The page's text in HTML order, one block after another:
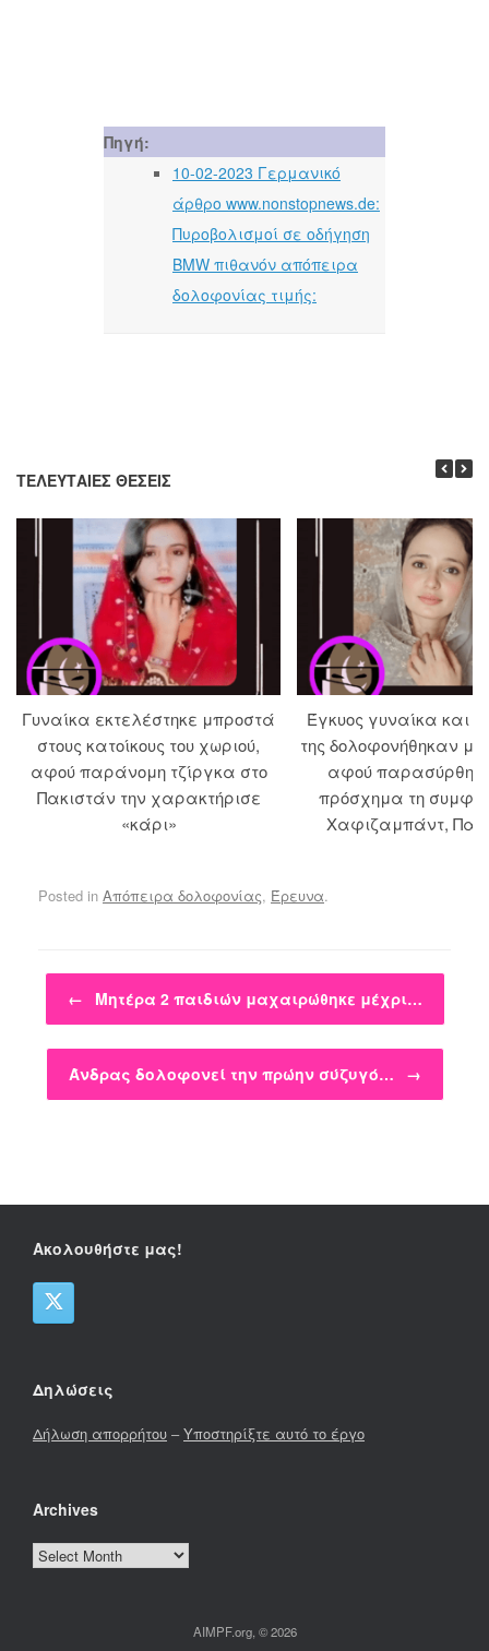
Πηγή:
10-02-2023 Γερμανικό
άρθρο www.nonstopnews.de:
Πυροβολισμοί σε οδήγηση
BMW πιθανόν απόπειρα
δολοφονίας τιμής:
ΤΕΛΕΥΤΑΊΕΣ ΘΈΣΕΙΣ
Γυναίκα εκτελέστηκε μπροστά
στους κατοίκους του χωριού,
αφού παράνομη τζίργκα στο
Πακιστάν την χαρακτήρισε
«κάρι»
Έγκυος γυναίκα και ο
της δολοφονήθηκαν
αφού
πρόσχημα τη
Χαφιζαμπάντ,
Posted in Απόπειρα δολοφονίας, Έρευνα.
Post navigation
← Μητέρα 2 παιδιών μαχαιρώθηκε μέχρι…
Άνδρας δολοφονεί την πρώην σύζυγό… →
Ακολουθήστε μας!
Δηλώσεις
Δήλωση απορρήτου –Υποστηρίξτε αυτό το έργο
Archives
Archives
AIMPF.org, © 2026